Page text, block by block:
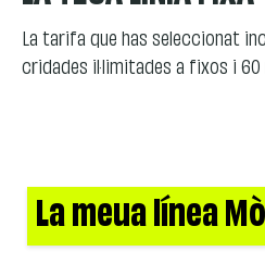
La tarifa que has seleccionat
cridades il·limitades a fixos i
La meua línea